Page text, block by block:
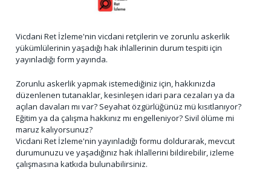
Vicdani Ret İzleme'nin vicdani retçilerin ve zorunlu askerlik
yükümlülerinin yaşadığı hak ihlallerinin durum tespiti için
yayınladığı form yayında.
Zorunlu askerlik yapmak istemediğiniz için, hakkınızda
düzenlenen tutanaklar, kesinleşen idari para cezaları ya da
açılan davaları mı var? Seyahat özgürlüğünüz mü kısıtlanıyor?
Eğitim ya da çalışma hakkınız mı engelleniyor? Sivil ölüme mi
maruz kalıyorsunuz?
Vicdani Ret İzleme'nin yayınladığı formu doldurarak, mevcut
durumunuzu ve yaşadığınız hak ihlallerini bildirebilir, izleme
çalışmasına katkıda bulunabilirsiniz.